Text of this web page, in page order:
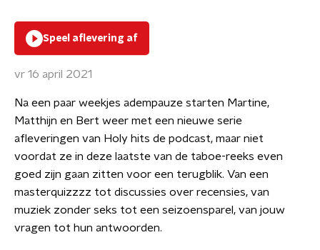
Speel aflevering af
vr 16 april 2021
Na een paar weekjes adempauze starten Martine,
Matthijn en Bert weer met een nieuwe serie
afleveringen van Holy hits de podcast, maar niet
voordat ze in deze laatste van de taboe-reeks even
goed zijn gaan zitten voor een terugblik. Van een
masterquizzzz tot discussies over recensies, van
muziek zonder seks tot een seizoensparel, van jouw
vragen tot hun antwoorden.